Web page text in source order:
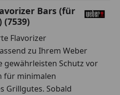
Bars (für
(7539)
Flavorizer
zu Ihrem Weber
gewährleisten Schutz vor
für minimalen
Grillgutes. Sobald